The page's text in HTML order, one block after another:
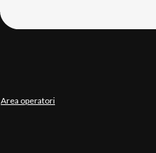
Area operatori